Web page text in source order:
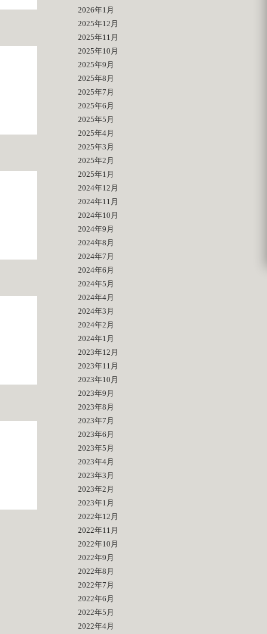
2026年1月
2025年12月
2025年11月
2025年10月
2025年9月
2025年8月
2025年7月
2025年6月
2025年5月
2025年4月
2025年3月
2025年2月
2025年1月
2024年12月
2024年11月
2024年10月
2024年9月
2024年8月
2024年7月
2024年6月
2024年5月
2024年4月
2024年3月
2024年2月
2024年1月
2023年12月
2023年11月
2023年10月
2023年9月
2023年8月
2023年7月
2023年6月
2023年5月
2023年4月
2023年3月
2023年2月
2023年1月
2022年12月
2022年11月
2022年10月
2022年9月
2022年8月
2022年7月
2022年6月
2022年5月
2022年4月